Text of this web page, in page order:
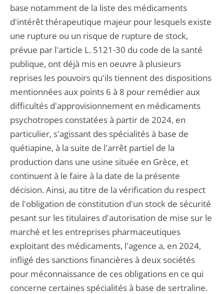
base notamment de la liste des médicaments
d'intérêt thérapeutique majeur pour lesquels existe
une rupture ou un risque de rupture de stock,
prévue par l'article L. 5121-30 du code de la santé
publique, ont déjà mis en oeuvre à plusieurs
reprises les pouvoirs qu'ils tiennent des dispositions
mentionnées aux points 6 à 8 pour remédier aux
difficultés d'approvisionnement en médicaments
psychotropes constatées à partir de 2024, en
particulier, s'agissant des spécialités à base de
quétiapine, à la suite de l'arrêt partiel de la
production dans une usine située en Grèce, et
continuent à le faire à la date de la présente
décision. Ainsi, au titre de la vérification du respect
de l'obligation de constitution d'un stock de sécurité
pesant sur les titulaires d'autorisation de mise sur le
marché et les entreprises pharmaceutiques
exploitant des médicaments, l'agence a, en 2024,
infligé des sanctions financières à deux sociétés
pour méconnaissance de ces obligations en ce qui
concerne certaines spécialités à base de sertraline.